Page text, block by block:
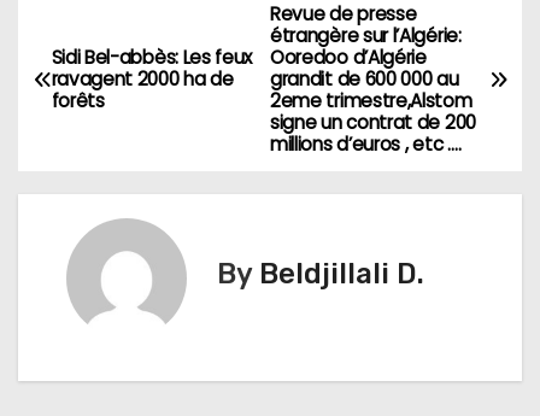
a
i
Revue de presse
étrangère sur l’Algérie:
Ooredoo d’Algérie
grandit de 600 000 au
2eme trimestre,Alstom
signe un contrat de 200
millions d’euros , etc ….
Sidi Bel-abbès: Les feux
ravagent 2000 ha de
forêts
By Beldjillali D.